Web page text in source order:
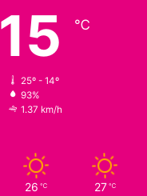
15 ℃
25º - 14º
93%
1.37 km/h
26 ℃ 27 ℃